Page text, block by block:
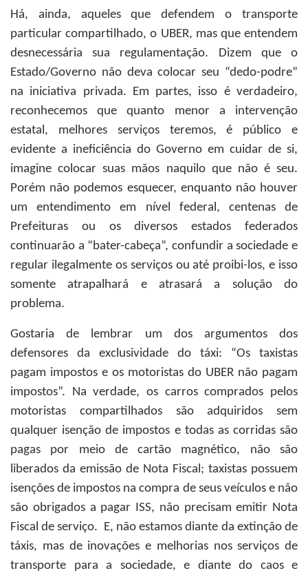
Há, ainda, aqueles que defendem o transporte
particular compartilhado, o UBER, mas que entendem
desnecessária sua regulamentação. Dizem que o
Estado/Governo não deva colocar seu “dedo-podre”
na iniciativa privada. Em partes, isso é verdadeiro,
reconhecemos que quanto menor a intervenção
estatal, melhores serviços teremos, é público e
evidente a ineficiência do Governo em cuidar de si,
imagine colocar suas mãos naquilo que não é seu.
Porém não podemos esquecer, enquanto não houver
um entendimento em nível federal, centenas de
Prefeituras ou os diversos estados federados
continuarão a “bater-cabeça”, confundir a sociedade e
regular ilegalmente os serviços ou até proibi-los, e isso
somente atrapalhará e atrasará a solução do
problema.
Gostaria de lembrar um dos argumentos dos
defensores da exclusividade do táxi: “Os taxistas
pagam impostos e os motoristas do UBER não pagam
impostos”. Na verdade, os carros comprados pelos
motoristas compartilhados são adquiridos sem
qualquer isenção de impostos e todas as corridas são
pagas por meio de cartão magnético, não são
liberados da emissão de Nota Fiscal; taxistas possuem
isenções de impostos na compra de seus veículos e não
são obrigados a pagar ISS, não precisam emitir Nota
Fiscal de serviço. E, não estamos diante da extinção de
táxis, mas de inovações e melhorias nos serviços de
transporte para a sociedade, e diante do caos e